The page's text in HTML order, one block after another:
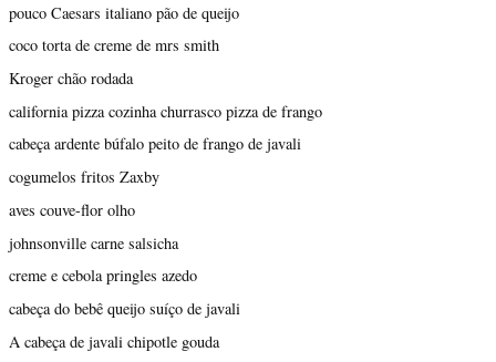
pouco Caesars italiano pão de queijo
coco torta de creme de mrs smith
Kroger chão rodada
california pizza cozinha churrasco pizza de frango
cabeça ardente búfalo peito de frango de javali
cogumelos fritos Zaxby
aves couve-flor olho
johnsonville carne salsicha
creme e cebola pringles azedo
cabeça do bebê queijo suíço de javali
A cabeça de javali chipotle gouda